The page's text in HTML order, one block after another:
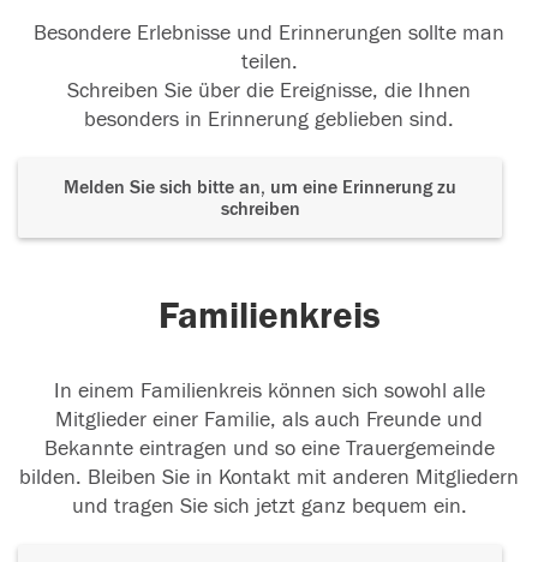
Besondere Erlebnisse und Erinnerungen sollte man
teilen.
Schreiben Sie über die Ereignisse, die Ihnen
besonders in Erinnerung geblieben sind.
Melden Sie sich bitte an, um eine Erinnerung zu
schreiben
Familienkreis
In einem Familienkreis können sich sowohl alle
Mitglieder einer Familie, als auch Freunde und
Bekannte eintragen und so eine Trauergemeinde
bilden. Bleiben Sie in Kontakt mit anderen Mitgliedern
und tragen Sie sich jetzt ganz bequem ein.